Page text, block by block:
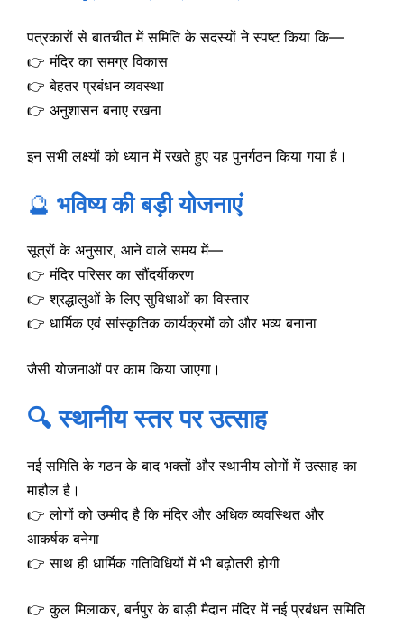
पत्रकारों से बातचीत में समिति के सदस्यों ने स्पष्ट किया कि—
👉 मंदिर का समग्र विकास
👉 बेहतर प्रबंधन व्यवस्था
👉 अनुशासन बनाए रखना
इन सभी लक्ष्यों को ध्यान में रखते हुए यह पुनर्गठन किया गया है।
🔮 भविष्य की बड़ी योजनाएं
सूत्रों के अनुसार, आने वाले समय में—
👉 मंदिर परिसर का सौंदर्यीकरण
👉 श्रद्धालुओं के लिए सुविधाओं का विस्तार
👉 धार्मिक एवं सांस्कृतिक कार्यक्रमों को और भव्य बनाना
जैसी योजनाओं पर काम किया जाएगा।
🔍स्थानीय स्तर पर उत्साह
नई समिति के गठन के बाद भक्तों और स्थानीय लोगों में उत्साह का
माहौल है।
👉 लोगों को उम्मीद है कि मंदिर और अधिक व्यवस्थित और
आकर्षक बनेगा
👉 साथ ही धार्मिक गतिविधियों में भी बढ़ोतरी होगी
👉 कुल मिलाकर, बर्नपुर के बाड़ी मैदान मंदिर में नई प्रबंधन समिति